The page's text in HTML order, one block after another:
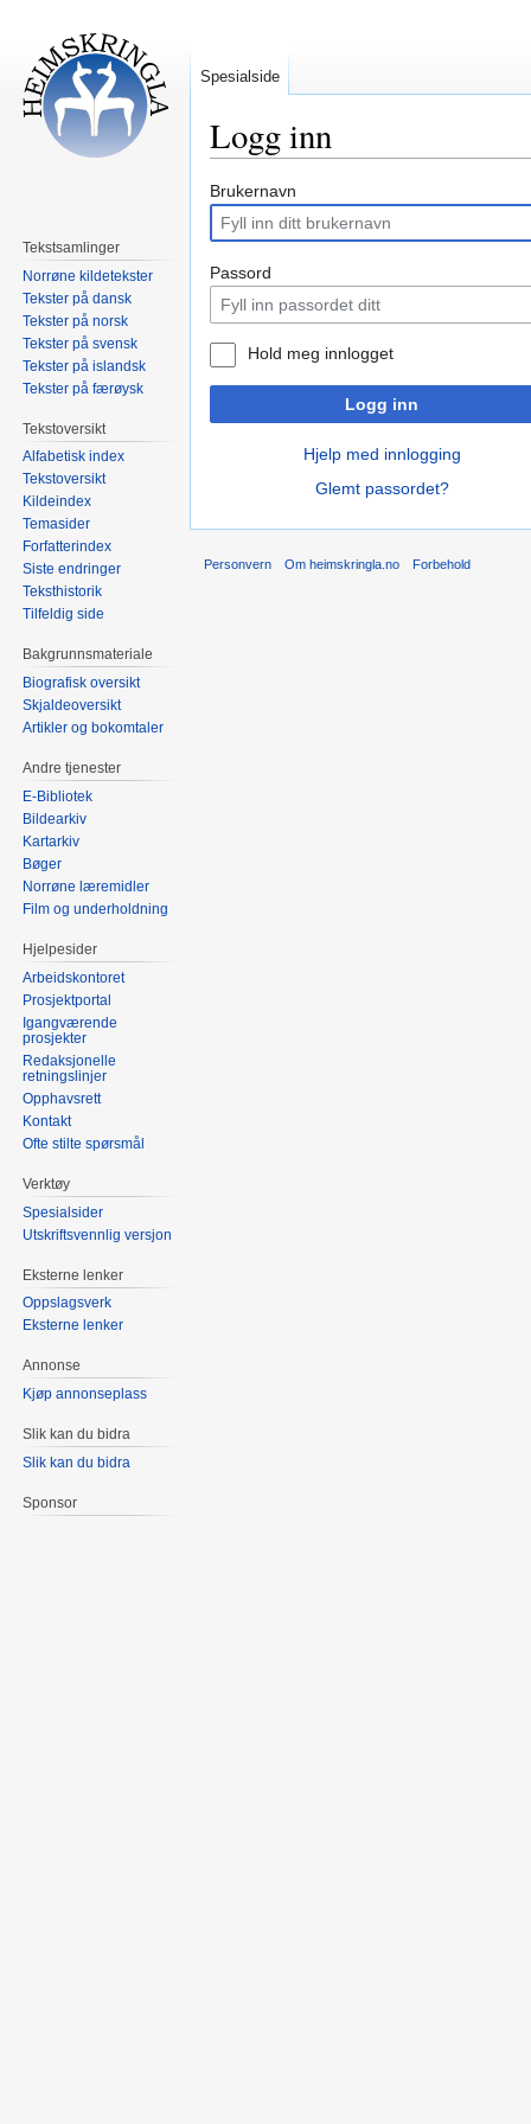
Logg inn
Hopp
navigering
Hopp
søk
Brukernavn
Passord
Hold meg innlogget
Logg inn
Hjelp med innlogging
Glemt passordet?
Spesialside
Tekstsamlinger
Norrøne kildetekster
Tekster på dansk
Tekster på norsk
Tekster på svensk
Tekster på islandsk
Tekster på færøysk
Tekstoversikt
Alfabetisk index
Tekstoversikt
Kildeindex
Temasider
Forfatterindex
Siste endringer
Teksthistorik
Tilfeldig side
Bakgrunnsmateriale
Biografisk oversikt
Skjaldeoversikt
Artikler og bokomtaler
Andre tjenester
E-Bibliotek
Bildearkiv
Kartarkiv
Bøger
Norrøne læremidler
Film og underholdning
Hjelpesider
Arbeidskontoret
Prosjektportal
Igangværende
prosjekter
Redaksjonelle
retningslinjer
Opphavsrett
Kontakt
Ofte stilte spørsmål
Verktøy
Spesialsider
Utskriftsvennlig versjon
Eksterne lenker
Oppslagsverk
Eksterne lenker
Annonse
Kjøp annonseplass
Slik kan du bidra
Slik kan du bidra
Sponsor
Personvern Om heimskringla.no Forbehold